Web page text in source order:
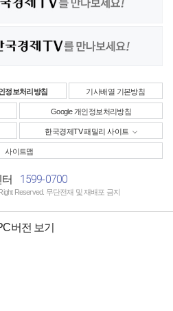
정보처리방침 기사배열 기본방침
Google 개인정보처리방침
한국경제TV 패밀리 사이트
사이트맵
1599-0700
Reserved. 무단전재 및 재배포 금지
버전 보기